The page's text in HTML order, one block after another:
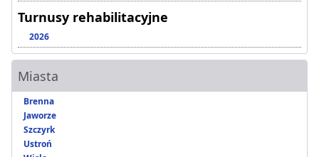
Turnusy rehabilitacyjne
2026
Miasta
Brenna
Jaworze
Szczyrk
Ustroń